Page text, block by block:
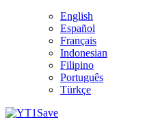
English
Español
Français
Indonesian
Filipino
Português
Türkçe